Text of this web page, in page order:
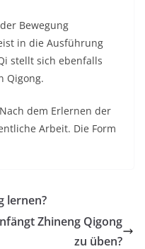
Bewegung
in die Ausführung
stellt sich ebenfalls
Qigong.
dem Erlernen der
Arbeit. Die Form
lernen?
Zhineng Qigong
zu üben?